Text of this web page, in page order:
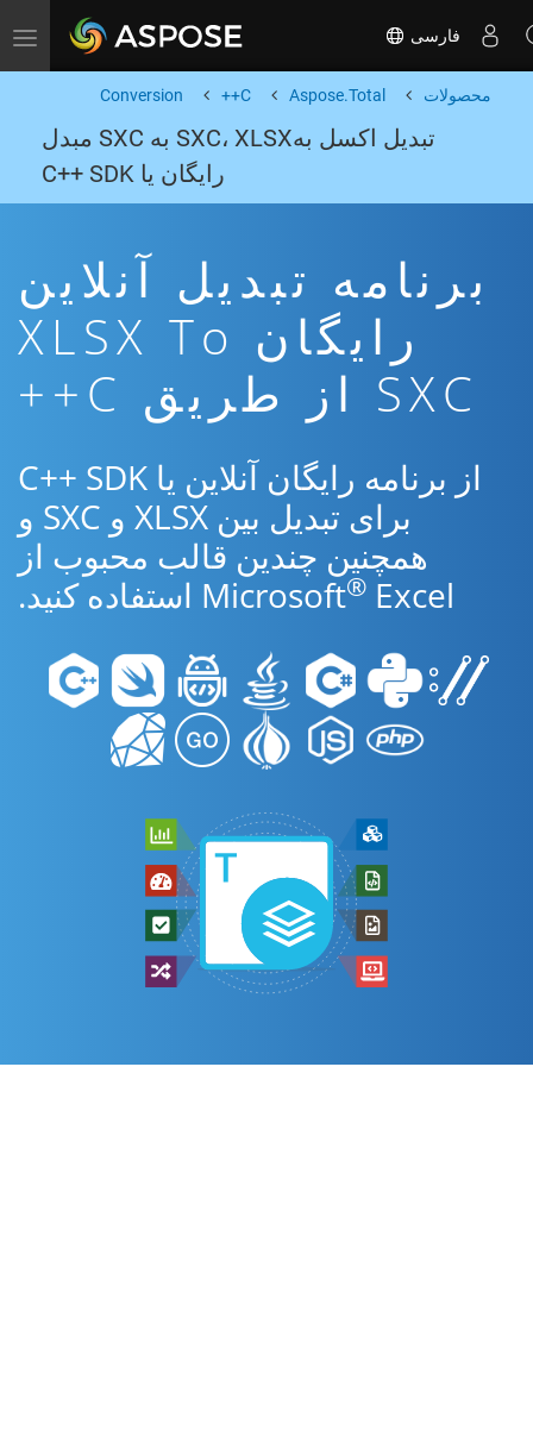
Toggle navigation فارسی
محصولات Aspose.Total
C++
Conversion
تبدیل اکسل بهSXC، XLSX به SXC مبدل
رایگان یا C++ SDK
برنامه تبدیل آنلاین
رایگان XLSX To
SXC از طریق C++
از برنامه رایگان آنلاین یا C++ SDK
برای تبدیل بین XLSX و SXC و
همچنین چندین قالب محبوب از
Microsoft® Excel استفاده کنید.